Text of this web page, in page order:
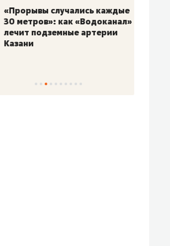
«Прорывы случались каждые
30 метров»: как «Водоканал»
лечит подземные артерии
Казани